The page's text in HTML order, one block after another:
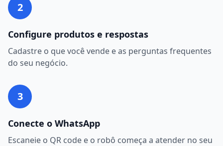
2
Configure produtos e respostas
Cadastre o que você vende e as perguntas frequentes
do seu negócio.
3
Conecte o WhatsApp
Escaneie o QR code e o robô começa a atender no seu